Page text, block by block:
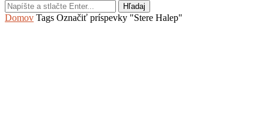
Hľadaj
Domov Tags Označiť príspevky "Stere Halep"